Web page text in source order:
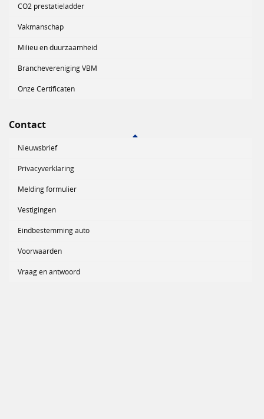
CO2 prestatieladder
Vakmanschap
Milieu en duurzaamheid
Branchevereniging VBM
Onze Certificaten
Contact
Nieuwsbrief
Privacyverklaring
Melding formulier
Vestigingen
Eindbestemming auto
Voorwaarden
Vraag en antwoord